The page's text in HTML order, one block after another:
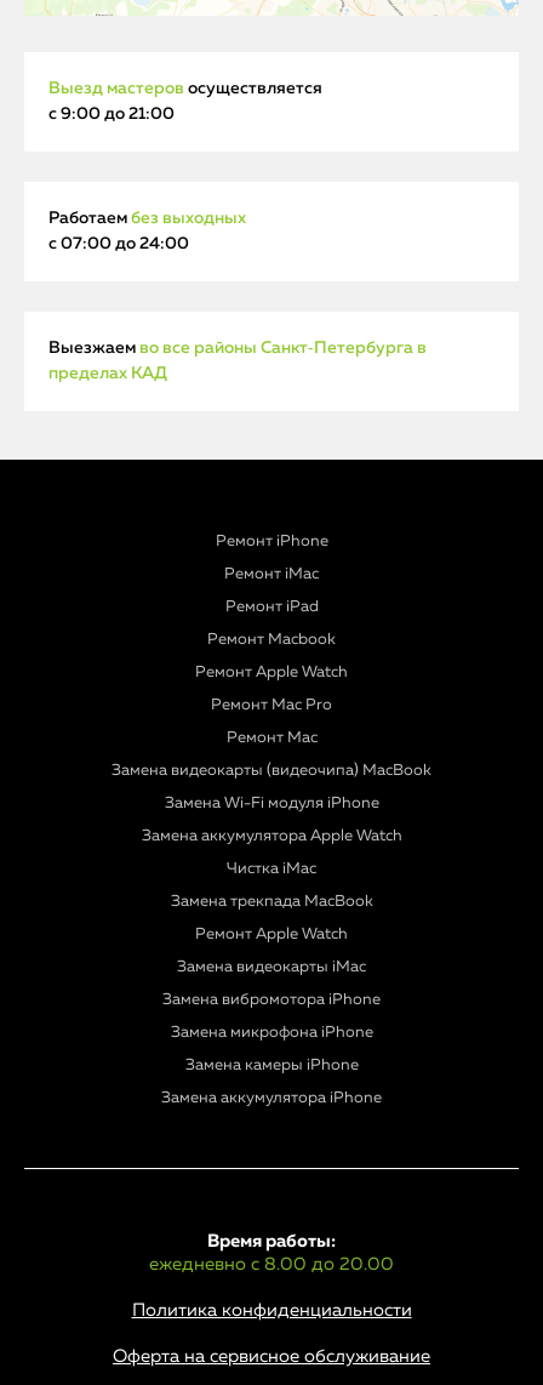
Выезд мастеров осуществляется
с 9:00 до 21:00
Работаем без выходных
с 07:00 до 24:00
Выезжаем во все районы Санкт‑Петербурга в
пределах КАД
Ремонт iPhone
Ремонт iMac
Ремонт iPad
Ремонт Macbook
Ремонт Apple Watch
Ремонт Mac Pro
Ремонт Mac
Замена видеокарты (видеочипа) MacBook
Замена Wi-Fi модуля iPhone
Замена аккумулятора Apple Watch
Чистка iMac
Замена трекпада MacBook
Ремонт Apple Watch
Замена видеокарты iMac
Замена вибромотора iPhone
Замена микрофона iPhone
Замена камеры iPhone
Замена аккумулятора iPhone
Политика конфиденциальности
Время работы:
ежедневно с 8.00 до 20.00
Оферта на сервисное обслуживание